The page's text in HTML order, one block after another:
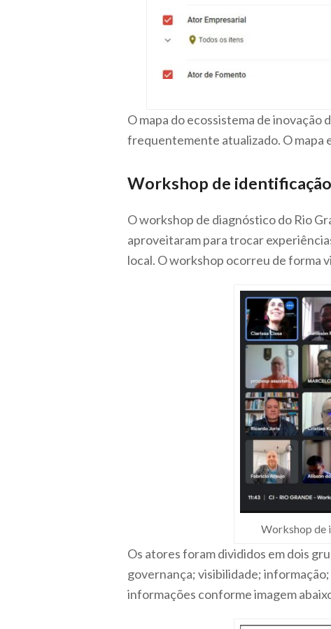
O mapa do ecossistema de inovação
frequentemente atualizado. O
Workshop de
O workshop de diagnóstico do Rio
aproveitaram para trocar
local. O workshop ocorreu de forma
Workshop de
Os atores foram divididos em dois
governança; visibilidade;
informações conforme imagem